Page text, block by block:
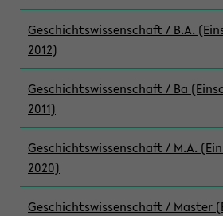
Geschichtswissenschaft / B.A.
2012)
Geschichtswissenschaft / Ba
2011)
Geschichtswissenschaft / M.A.
2020)
Geschichtswissenschaft / Master